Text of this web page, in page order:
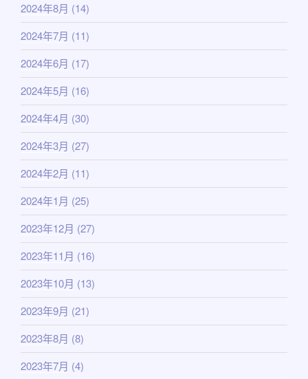
2024年8月 (14)
2024年7月 (11)
2024年6月 (17)
2024年5月 (16)
2024年4月 (30)
2024年3月 (27)
2024年2月 (11)
2024年1月 (25)
2023年12月 (27)
2023年11月 (16)
2023年10月 (13)
2023年9月 (21)
2023年8月 (8)
2023年7月 (4)